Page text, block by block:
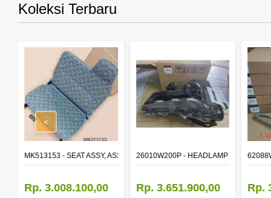
Koleksi Terbaru
STDMK513153 - SEAT ASSY, ASSISTANT
Rp. 3.008.100,00
26010W200P - HEADLAMP ASSY,RH
Rp. 3.651.900,00 Rp.
<